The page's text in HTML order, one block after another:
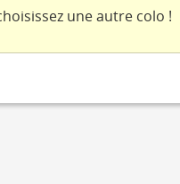
une autre colo !